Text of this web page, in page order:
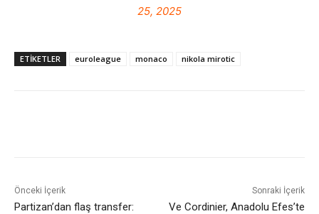
25, 2025
ETIKETLER euroleague monaco nikola mirotic
Önceki İçerik
Partizan’dan flaş transfer:
Sonraki İçerik
Ve Cordinier, Anadolu Efes’te